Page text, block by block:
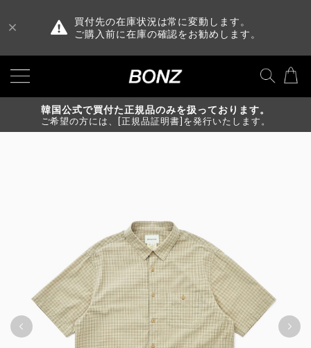
買付先の在庫状況は常に変動します。
ご購入前に在庫の確認をお勧めします。
韓国公式で買付た正規品のみを扱っております。
ご希望の方には、[正規品証明書]を発行いたします。